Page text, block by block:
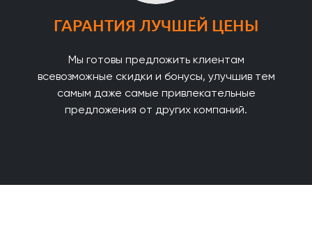
ГАРАНТИЯ ЛУЧШЕЙ ЦЕНЫ
Мы готовы предложить клиентам
всевозможные скидки и бонусы, улучшив тем
самым даже самые привлекательные
предложения от других компаний.